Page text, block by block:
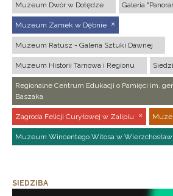
Muzeum Dwór w Dołędze Galeria
Muzeum Zamek w Dębnie
Muzeum Ratusz - Galeria Sztuki Dawnej
Muzeum Historii Tarnowa i Regionu
Regionalne Centrum Edukacji o Pamięci im.
Baszaka
Zagroda Felicji Curyłowej w Zalipiu
Muzeum Wincentego Witosa w
SIEDZIBA